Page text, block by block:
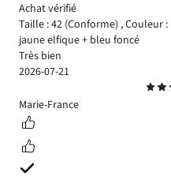
Achat vérifié
Taille : 42 (Conforme) ,Couleur :
jaune elfique + bleu foncé
Très bien
2026-07-21
4
Marie-France